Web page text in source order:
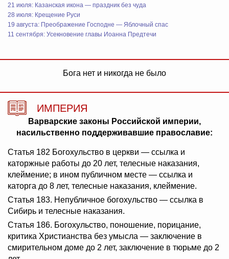
21 июля: Казанская икона — праздник без чуда
28 июля: Крещение Руси
19 августа: Преображение Господне — Яблочный спас
11 сентября: Усекновение главы Иоанна Предтечи
Бога нет и никогда не было
ИМПЕРИЯ
Варварские законы Российской империи,
насильственно поддерживавшие православие:
Статья 182 Богохульство в церкви — ссылка и
каторжные работы до 20 лет, телесные наказания,
клеймение; в ином публичном месте — ссылка и
каторга до 8 лет, телесные наказания, клеймение.
Статья 183. Непубличное богохульство — ссылка в
Сибирь и телесные наказания.
Статья 186. Богохульство, поношение, порицание,
критика Христианства без умысла — заключение в
смирительном доме до 2 лет, заключение в тюрьме до 2